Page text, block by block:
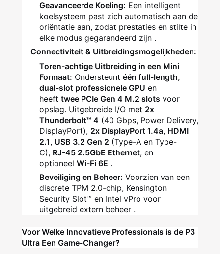
Geavanceerde Koeling: Een intelligent
koelsysteem past zich automatisch aan de
oriëntatie aan, zodat prestaties en stilte in
elke modus gegarandeerd zijn .
Connectiviteit & Uitbreidingsmogelijkheden:
Toren-achtige Uitbreiding in een Mini
Formaat: Ondersteunt één full-length,
dual-slot professionele GPU en
heeft twee PCIe Gen 4 M.2 slots voor
opslag. Uitgebreide I/O met 2x
Thunderbolt™ 4 (40 Gbps, Power Delivery,
DisplayPort), 2x DisplayPort 1.4a, HDMI
2.1, USB 3.2 Gen 2 (Type-A en Type-
C), RJ-45 2.5GbE Ethernet, en
optioneel Wi-Fi 6E .
Beveiliging en Beheer: Voorzien van een
discrete TPM 2.0-chip, Kensington
Security Slot™ en Intel vPro voor
uitgebreid extern beheer .
Voor Welke Innovatieve Professionals is de P3
Ultra Een Game-Changer?